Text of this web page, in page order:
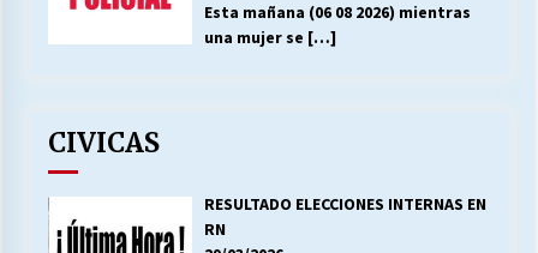
Esta mañana (06 08 2026) mientras
una mujer se […]
CIVICAS
RESULTADO ELECCIONES INTERNAS EN
RN